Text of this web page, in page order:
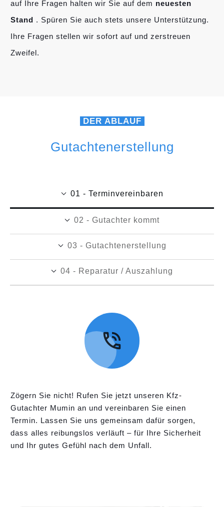
auf Ihre Fragen halten wir Sie auf dem neuesten
Stand . Spüren Sie auch stets unsere Unterstützung.
Ihre Fragen stellen wir sofort auf und zerstreuen
Zweifel.
DER ABLAUF
Gutachtenerstellung
01 - Terminvereinbaren
02 - Gutachter kommt
03 - Gutachtenerstellung
04 - Reparatur / Auszahlung
Zögern Sie nicht! Rufen Sie jetzt unseren Kfz-
Gutachter Mumin an und vereinbaren Sie einen
Termin. Lassen Sie uns gemeinsam dafür sorgen,
dass alles reibungslos verläuft – für Ihre Sicherheit
und Ihr gutes Gefühl nach dem Unfall.